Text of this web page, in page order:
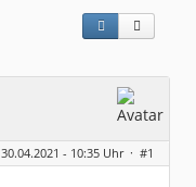
30.04.2021 - 10:35 Uhr · #1